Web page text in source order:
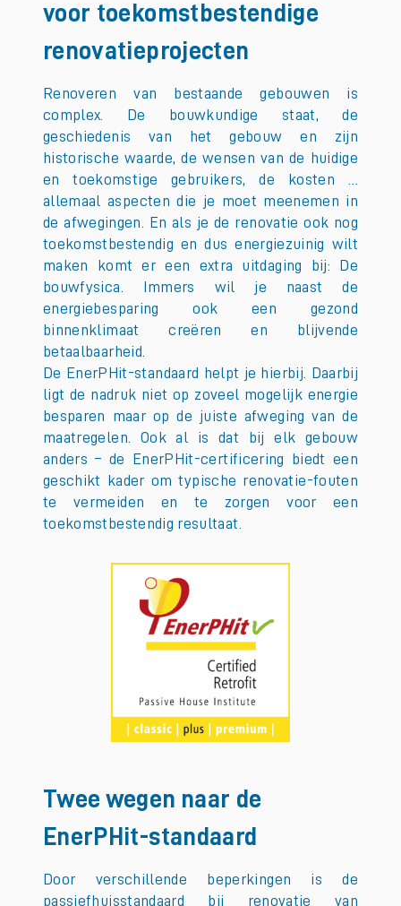
voor toekomstbestendige
renovatieprojecten
Renoveren van bestaande gebouwen is
complex. De bouwkundige staat, de
geschiedenis van het gebouw en zijn
historische waarde, de wensen van de huidige
en toekomstige gebruikers, de kosten …
allemaal aspecten die je moet meenemen in
de afwegingen. En als je de renovatie ook nog
toekomstbestendig en dus energiezuinig wilt
maken komt er een extra uitdaging bij: De
bouwfysica. Immers wil je naast de
energiebesparing ook een gezond
binnenklimaat creëren en blijvende
betaalbaarheid.
De EnerPHit-standaard helpt je hierbij. Daarbij
ligt de nadruk niet op zoveel mogelijk energie
besparen maar op de juiste afweging van de
maatregelen. Ook al is dat bij elk gebouw
anders – de EnerPHit-certificering biedt een
geschikt kader om typische renovatie-fouten
te vermeiden en te zorgen voor een
toekomstbestendig resultaat.
Twee wegen naar de
EnerPHit-standaard
Door verschillende beperkingen is de
passiefhuisstandaard bij renovatie van